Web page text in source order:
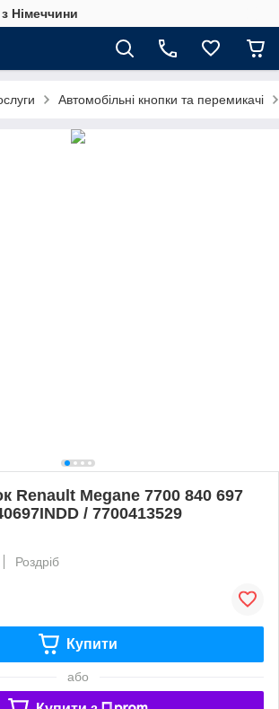
Німеччини
Автомобільні кнопки та перемикачі
Renault Megane 7700 840 697
/ 7700413529
Роздріб
Купити
або